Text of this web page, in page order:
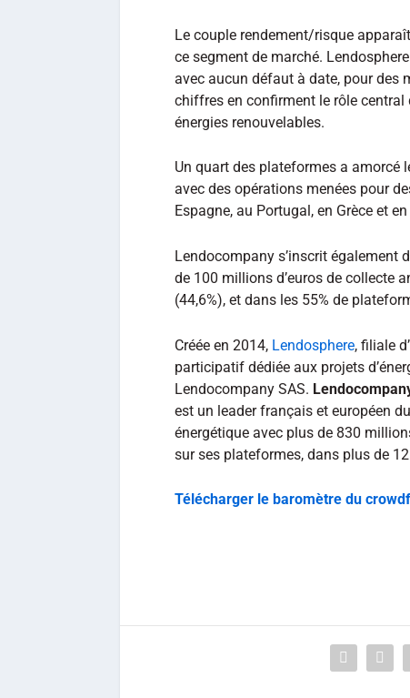
Le couple rendement/risque
ce segment de marché.
avec aucun défaut à date, pour des
chiffres en confirment le rôle
énergies renouvelables.
Un quart des plateformes a amorcé
avec des opérations menées pour
Espagne, au Portugal, en Grèce et
Lendocompany s’inscrit également
de 100 millions d’euros de collecte
(44,6%), et dans les 55% de
Créée en 2014, Lendosphere, filiale
participatif dédiée aux projets
Lendocompany SAS.
est un leader français et européen
énergétique avec plus de 830
sur ses plateformes, dans plus de
Télécharger le baromètre du